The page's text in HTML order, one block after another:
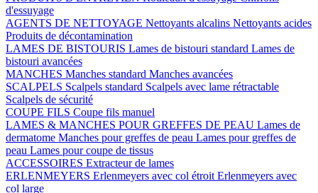
d'essuyage
AGENTS DE NETTOYAGE Nettoyants alcalins Nettoyants acides
Produits de décontamination
LAMES DE BISTOURIS Lames de bistouri standard Lames de
bistouri avancées
MANCHES Manches standard Manches avancées
SCALPELS Scalpels standard Scalpels avec lame rétractable
Scalpels de sécurité
COUPE FILS Coupe fils manuel
LAMES & MANCHES POUR GREFFES DE PEAU Lames de
dermatome Manches pour greffes de peau Lames pour greffes de
peau Lames pour coupe de tissus
ACCESSOIRES Extracteur de lames
ERLENMEYERS Erlenmeyers avec col étroit Erlenmeyers avec
col large